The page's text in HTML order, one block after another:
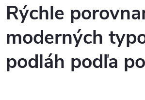
Rýchle
moderných
podláh podľa